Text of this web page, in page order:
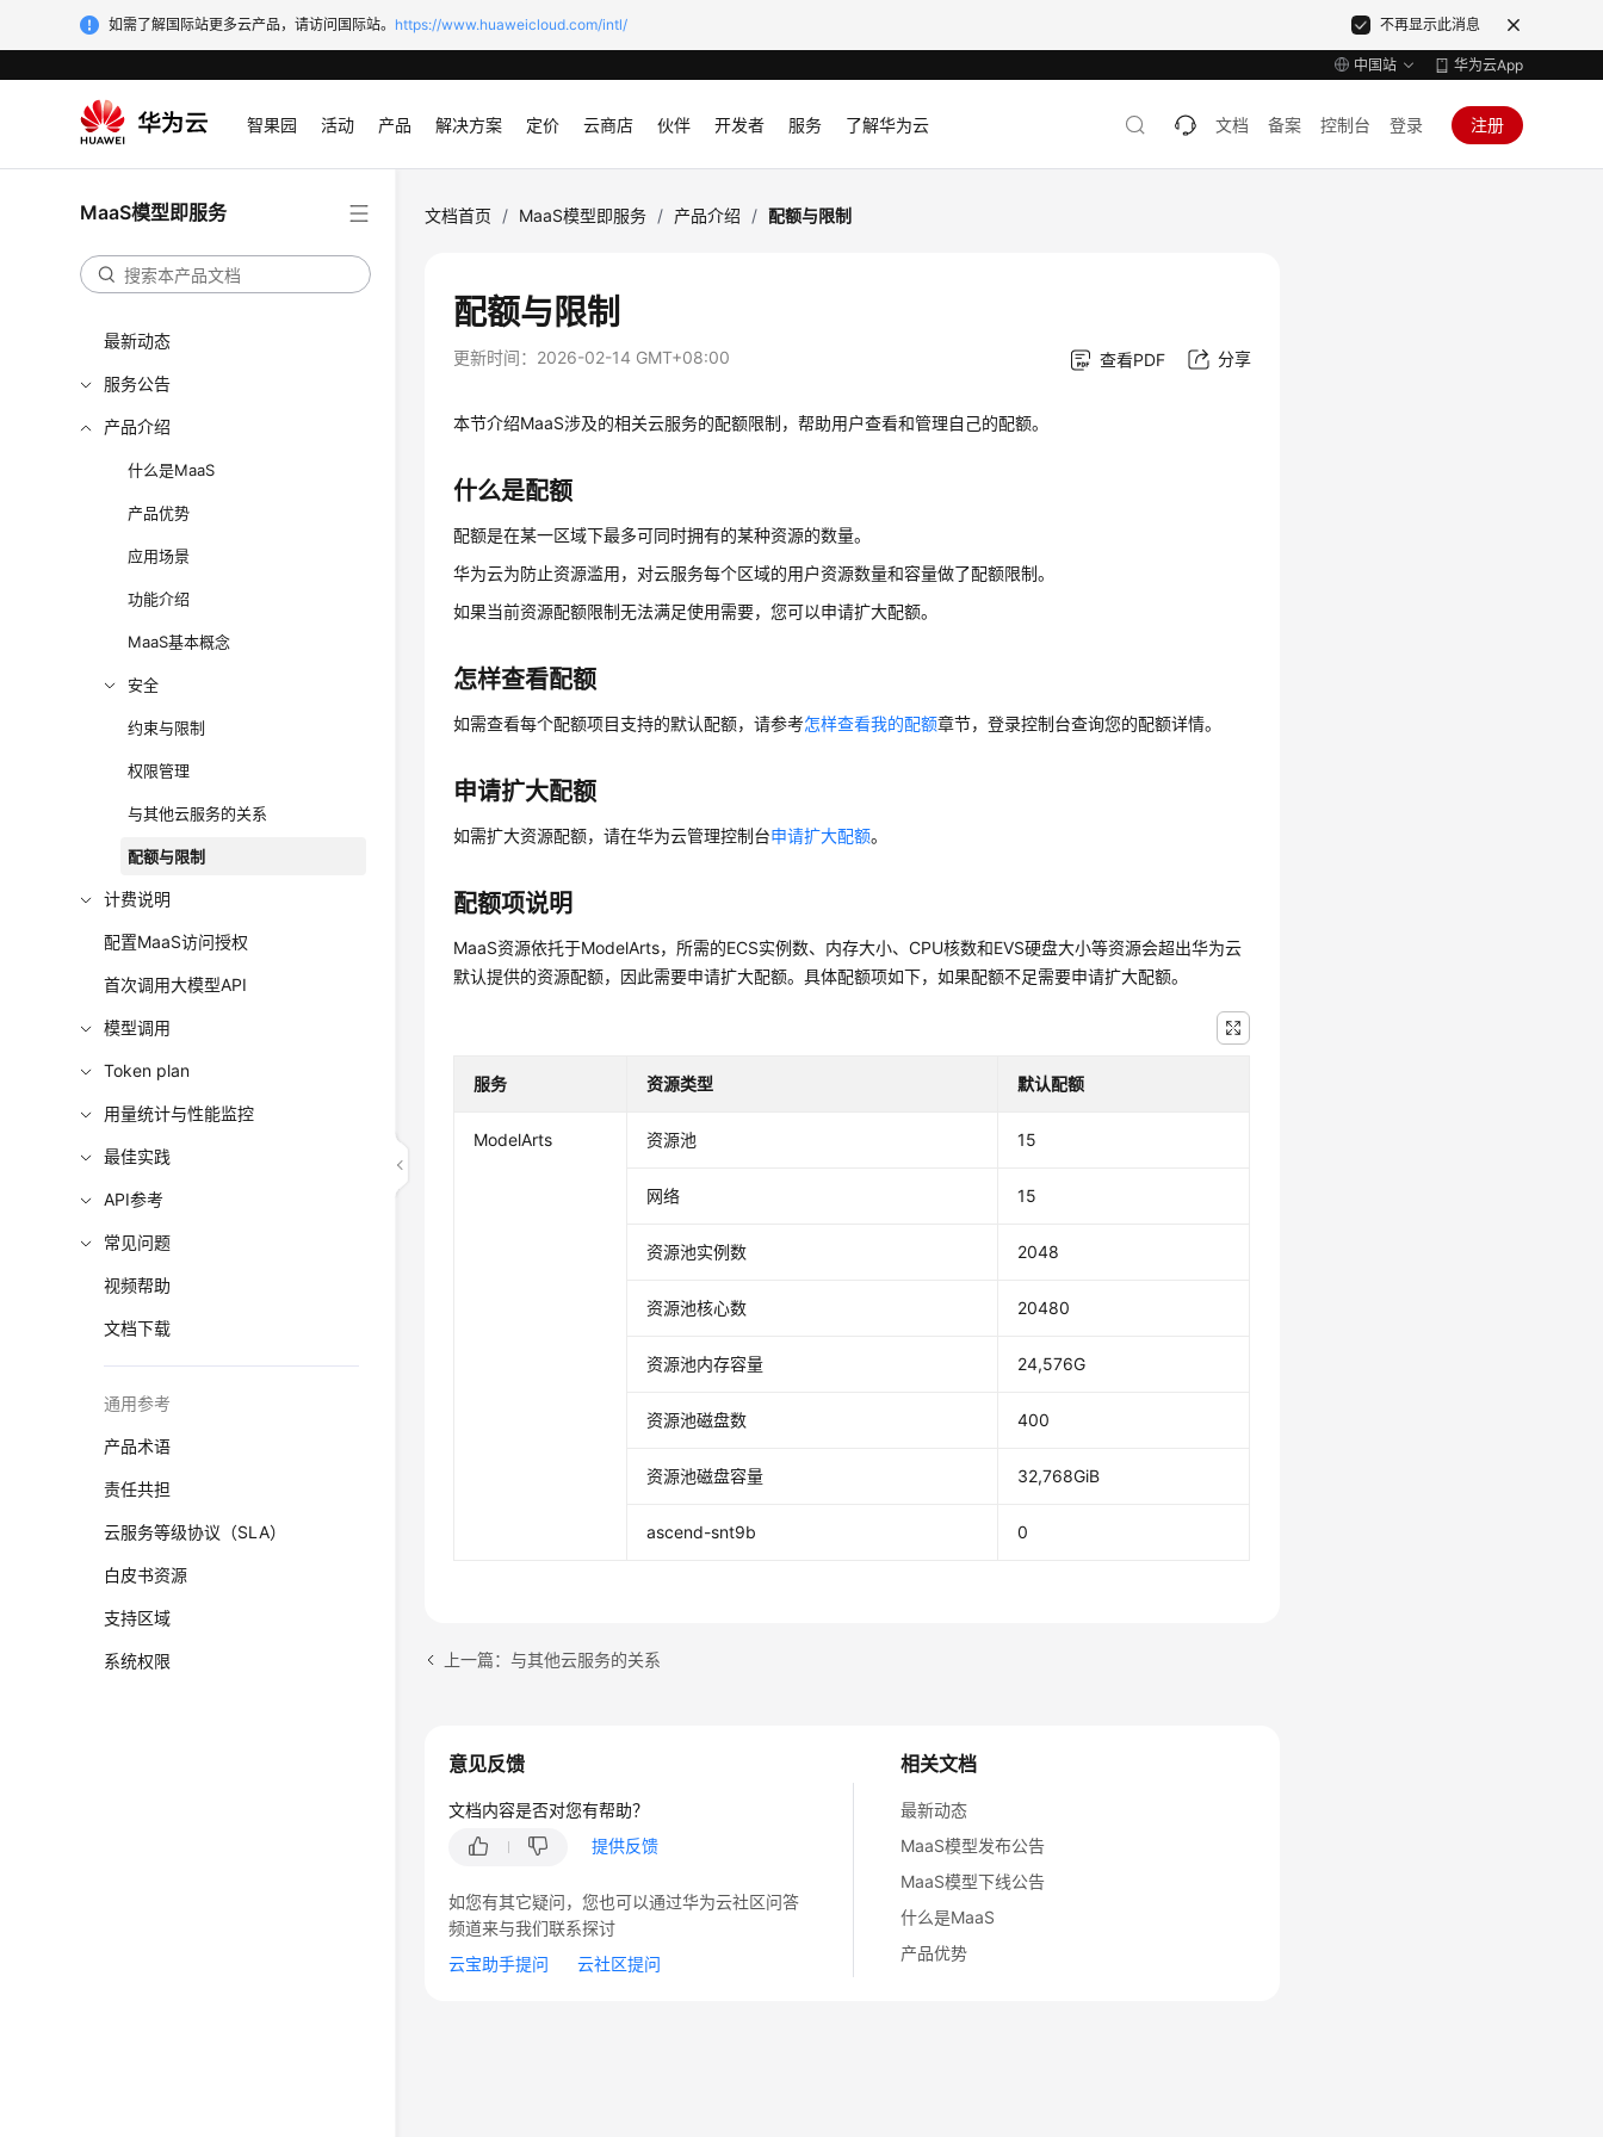
如需了解国际站更多云产品，请访问国际站。 https://www.huaweicloud.com/intl/ 不再显示此消息
中国站 华为云App
智果园 活动 产品 解决方案 定价 云商店 伙伴 开发者 服务 了解华为云 文档 备案 控制台 登录 注册
MaaS模型即服务
最新动态
服务公告
产品介绍
什么是MaaS
产品优势
应用场景
功能介绍
MaaS基本概念
安全
约束与限制
权限管理
与其他云服务的关系
配额与限制
计费说明
配置MaaS访问授权
首次调用大模型API
模型调用
Token plan
用量统计与性能监控
最佳实践
API参考
常见问题
视频帮助
文档下载
通用参考
产品术语
责任共担
云服务等级协议（SLA）
白皮书资源
支持区域
系统权限
文档首页 / MaaS模型即服务 / 产品介绍 / 配额与限制
配额与限制
更新时间： 2026-02-14 GMT+08:00 查看PDF 分享
本节介绍MaaS涉及的相关云服务的配额限制，帮助用户查看和管理自己的配额。
什么是配额
配额是在某一区域下最多可同时拥有的某种资源的数量。
华为云为防止资源滥用，对云服务每个区域的用户资源数量和容量做了配额限制。
如果当前资源配额限制无法满足使用需要，您可以申请扩大配额。
怎样查看配额
如需查看每个配额项目支持的默认配额，请参考怎样查看我的配额章节，登录控制台查询您的配额详情。
申请扩大配额
如需扩大资源配额，请在华为云管理控制台申请扩大配额。
配额项说明
MaaS资源依托于ModelArts，所需的ECS实例数、内存大小、CPU核数和EVS硬盘大小等资源会超出华为云
默认提供的资源配额，因此需要申请扩大配额。具体配额项如下，如果配额不足需要申请扩大配额。
服务 资源类型 默认配额
ModelArts 资源池 15
网络 15
资源池实例数 2048
资源池核心数 20480
资源池内存容量 24,576G
资源池磁盘数 400
资源池磁盘容量 32,768GiB
ascend-snt9b 0
上一篇：与其他云服务的关系
相关文档
最新动态
MaaS模型发布公告
MaaS模型下线公告
什么是MaaS
产品优势
意见反馈
文档内容是否对您有帮助？
提供反馈
如您有其它疑问，您也可以通过华为云社区问答
频道来与我们联系探讨
云宝助手提问
云社区提问